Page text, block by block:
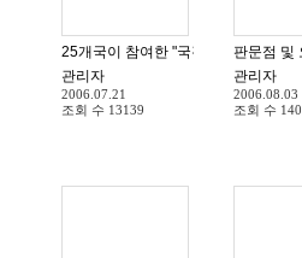
25개국이 참여한 "국경없는세상" 국
관리자
2006.07.21
조회 수 13139
판문점 및
관리자
2006.08.03
조회 수